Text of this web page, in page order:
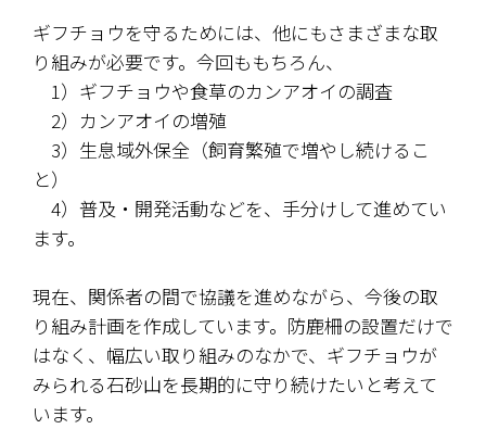
ギフチョウを守るためには、他にもさまざまな取
り組みが必要です。今回ももちろん、
1）ギフチョウや食草のカンアオイの調査
2）カンアオイの増殖
3）生息域外保全（飼育繁殖で増やし続けるこ
と）
4）普及・開発活動などを、手分けして進めてい
ます。
現在、関係者の間で協議を進めながら、今後の取
り組み計画を作成しています。防鹿柵の設置だけで
はなく、幅広い取り組みのなかで、ギフチョウが
みられる石砂山を長期的に守り続けたいと考えて
います。